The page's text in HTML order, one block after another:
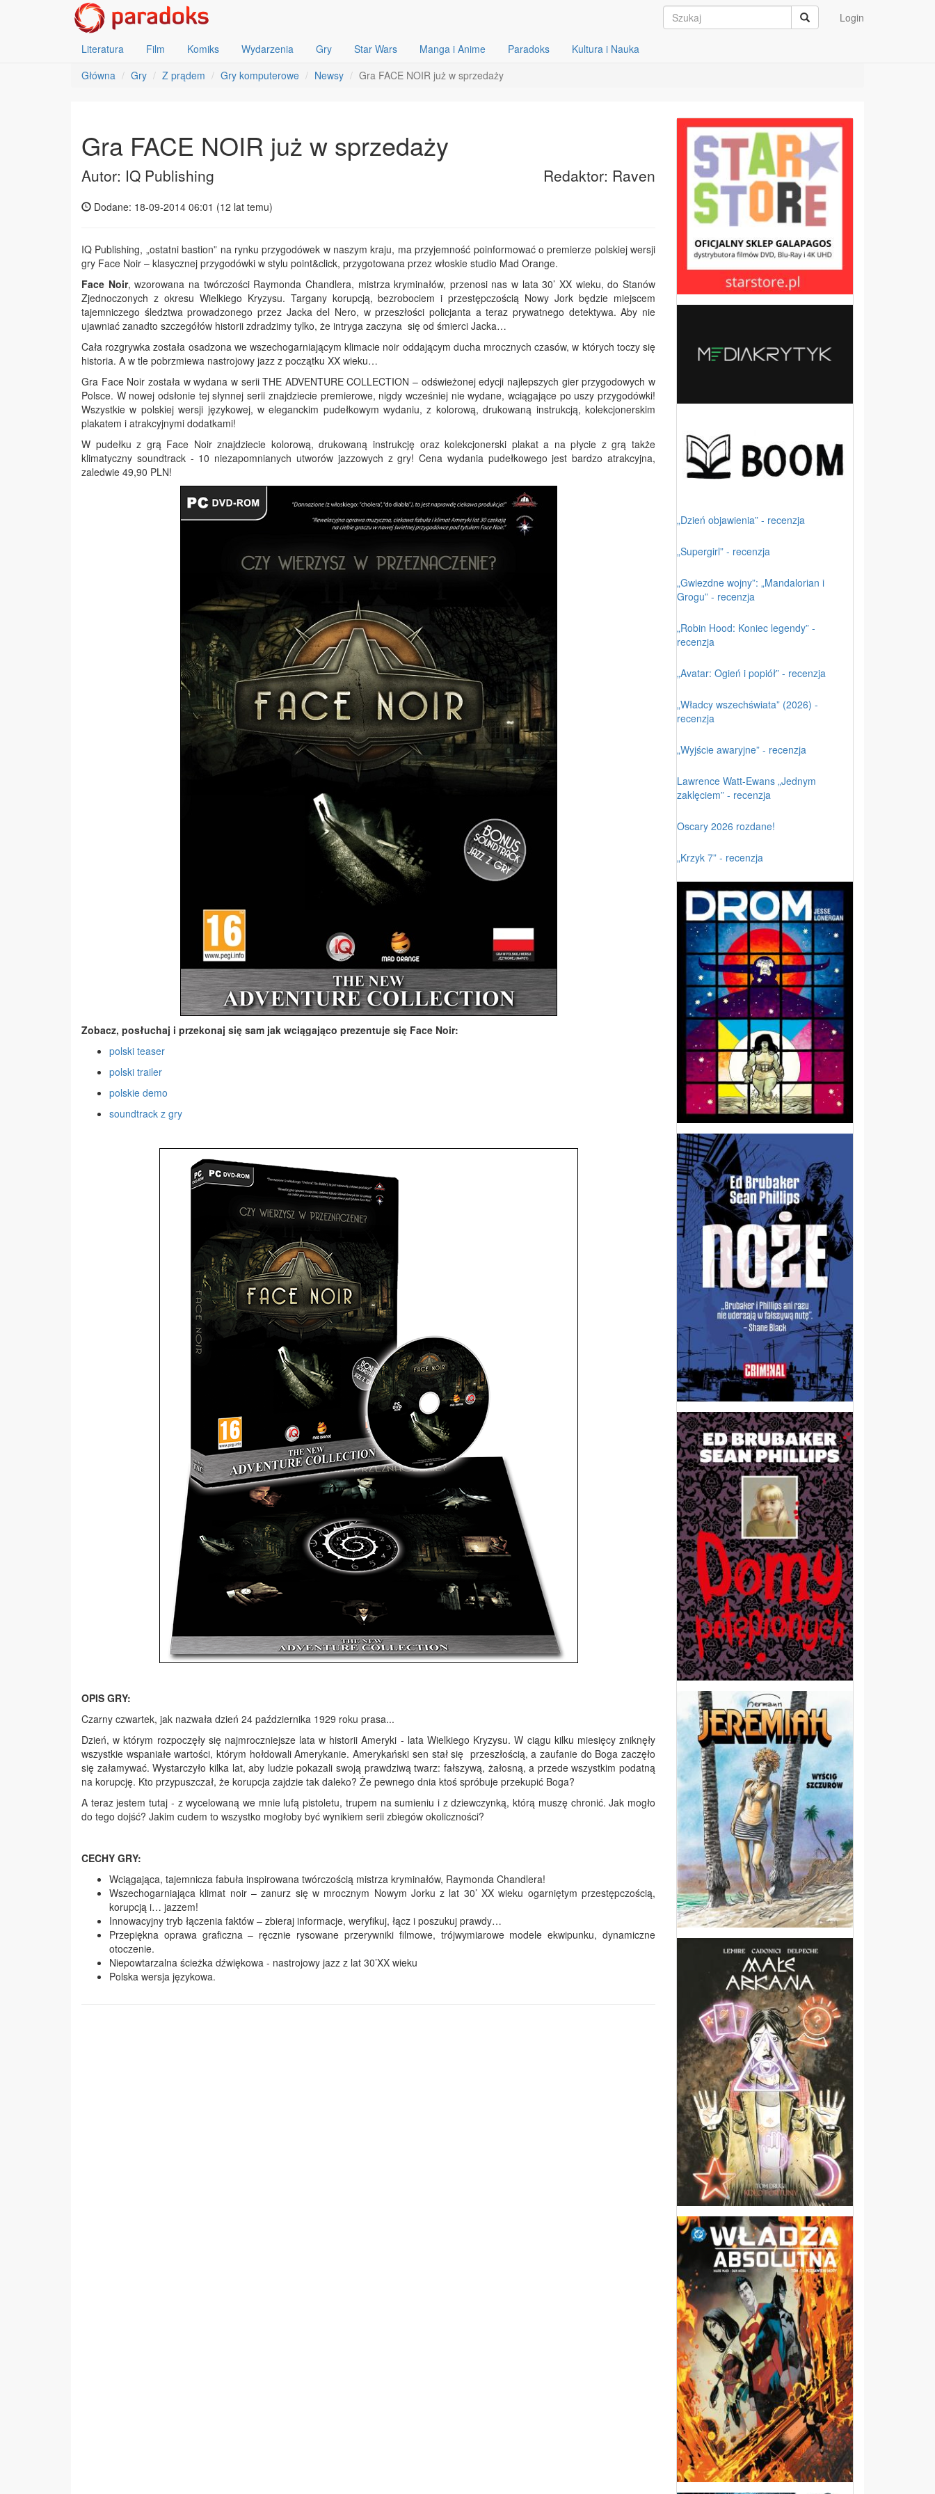
Login
Literatura Film Komiks Wydarzenia Gry Star Wars Manga i Anime Paradoks
Kultura i Nauka
Główna
Gry Z prądem Gry komputerowe Newsy Gra FACE NOIR już w sprzedaży
Gra FACE NOIR już w sprzedaży
Autor: IQ Publishing Redaktor: Raven
Dodane: 18-09-2014 06:01 (12 lat temu)
IQ Publishing, „ostatni bastion” na rynku przygodówek w naszym kraju, ma przyjemność poinformować o premierze polskiej wersji
gry Face Noir – klasycznej przygodówki w stylu point&click, przygotowana przez włoskie studio Mad Orange.
Face Noir, wzorowana na twórczości Raymonda Chandlera, mistrza kryminałów, przenosi nas w lata 30’ XX wieku, do Stanów
Zjednoczonych z okresu Wielkiego Kryzysu. Targany korupcją, bezrobociem i przestępczością Nowy Jork będzie miejscem
tajemniczego śledztwa prowadzonego przez Jacka del Nero, w przeszłości policjanta a teraz prywatnego detektywa. Aby nie
ujawniać zanadto szczegółów historii zdradzimy tylko, że intryga zaczyna się od śmierci Jacka…
Cała rozgrywka została osadzona we wszechogarniającym klimacie noir oddającym ducha mrocznych czasów, w których toczy się
historia. A w tle pobrzmiewa nastrojowy jazz z początku XX wieku…
Gra Face Noir została w wydana w serii THE ADVENTURE COLLECTION – odświeżonej edycji najlepszych gier przygodowych w
Polsce. W nowej odsłonie tej słynnej serii znajdziecie premierowe, nigdy wcześniej nie wydane, wciągające po uszy przygodówki!
Wszystkie w polskiej wersji językowej, w eleganckim pudełkowym wydaniu, z kolorową, drukowaną instrukcją, kolekcjonerskim
plakatem i atrakcyjnymi dodatkami!
W pudełku z grą Face Noir znajdziecie kolorową, drukowaną instrukcję oraz kolekcjonerski plakat a na płycie z grą także
klimatyczny soundtrack - 10 niezapomnianych utworów jazzowych z gry! Cena wydania pudełkowego jest bardzo atrakcyjna,
zaledwie 49,90 PLN!
Zobacz, posłuchaj i przekonaj się sam jak wciągająco prezentuje się Face Noir:
polski teaser
polski trailer
polskie demo
soundtrack z gry
OPIS GRY:
Czarny czwartek, jak nazwała dzień 24 października 1929 roku prasa...
Dzień, w którym rozpoczęły się najmroczniejsze lata w historii Ameryki - lata Wielkiego Kryzysu. W ciągu kilku miesięcy zniknęły
wszystkie wspaniałe wartości, którym hołdowali Amerykanie. Amerykański sen stał się przeszłością, a zaufanie do Boga zaczęło
się załamywać. Wystarczyło kilka lat, aby ludzie pokazali swoją prawdziwą twarz: fałszywą, żałosną, a przede wszystkim podatną
na korupcję. Kto przypuszczał, że korupcja zajdzie tak daleko? Że pewnego dnia ktoś spróbuje przekupić Boga?
A teraz jestem tutaj - z wycelowaną we mnie lufą pistoletu, trupem na sumieniu i z dziewczynką, którą muszę chronić. Jak mogło
do tego dojść? Jakim cudem to wszystko mogłoby być wynikiem serii zbiegów okoliczności?
CECHY GRY:
Wciągająca, tajemnicza fabuła inspirowana twórczością mistrza kryminałów, Raymonda Chandlera!
Wszechogarniająca klimat noir – zanurz się w mrocznym Nowym Jorku z lat 30’ XX wieku ogarniętym przestępczością,
korupcją i… jazzem!
Innowacyjny tryb łączenia faktów – zbieraj informacje, weryfikuj, łącz i poszukuj prawdy…
Przepiękna oprawa graficzna – ręcznie rysowane przerywniki filmowe, trójwymiarowe modele ekwipunku, dynamiczne
otoczenie.
Niepowtarzalna ścieżka dźwiękowa - nastrojowy jazz z lat 30’XX wieku
Polska wersja językowa.
„Dzień objawienia” - recenzja
„Supergirl” - recenzja
„Gwiezdne wojny”: „Mandalorian i
Grogu” - recenzja
„Robin Hood: Koniec legendy” -
recenzja
„Avatar: Ogień i popiół” - recenzja
„Władcy wszechświata” (2026) -
recenzja
„Wyjście awaryjne” - recenzja
Lawrence Watt-Ewans „Jednym
zaklęciem” - recenzja
Oscary 2026 rozdane!
„Krzyk 7” - recenzja